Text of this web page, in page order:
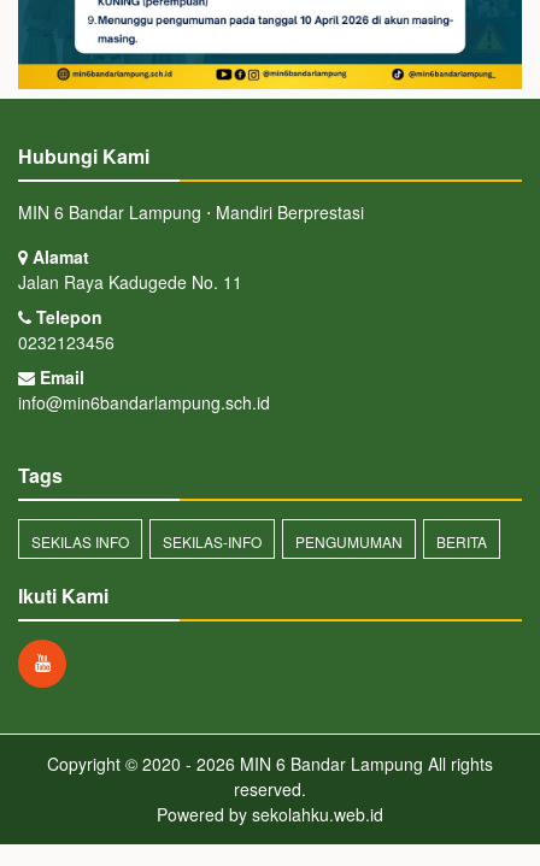
Hubungi Kami
MIN 6 Bandar Lampung ⋅ Mandiri Berprestasi
Alamat
Jalan Raya Kadugede No. 11
Telepon
0232123456
Email
info@min6bandarlampung.sch.id
Tags
SEKILAS INFO SEKILAS-INFO PENGUMUMAN BERITA
Ikuti Kami
Copyright © 2020 - 2026 MIN 6 Bandar Lampung All rights
reserved.
Powered by sekolahku.web.id